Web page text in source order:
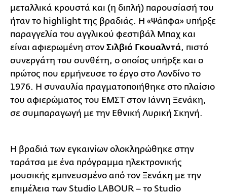
μεταλλικά κρουστά και (η διπλή) παρουσίασή του
ήταν το highlight της βραδιάς. Η «Ψάπφα» υπήρξε
παραγγελία του αγγλικού φεστιβάλ Μπαχ και
είναι αφιερωμένη στον Σιλβιό Γκουαλντά, πιστό
συνεργάτη του συνθέτη, ο οποίος υπήρξε και ο
πρώτος που ερμήνευσε το έργο στο Λονδίνο το
1976. Η συναυλία πραγματοποιήθηκε στο πλαίσιο
του αφιερώματος του ΕΜΣΤ στον Ιάννη Ξενάκη,
σε συμπαραγωγή με την Εθνική Λυρική Σκηνή.
Η βραδιά των εγκαινίων ολοκληρώθηκε στην
ταράτσα με ένα πρόγραμμα ηλεκτρονικής
μουσικής εμπνευσμένο από τον Ξενάκη με την
επιμέλεια των Studio LABOUR – το Studio